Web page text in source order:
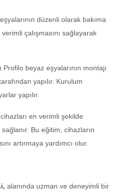
düzenli olarak bakıma
çalışmasını sağlayarak
Profilo beyaz eşyalarının montajı
yapılır. Kurulum
yapılır.
cihazları en verimli şekilde
Bu eğitim, cihazların
artırmaya yardımcı olur.
alanında uzman ve deneyimli bir